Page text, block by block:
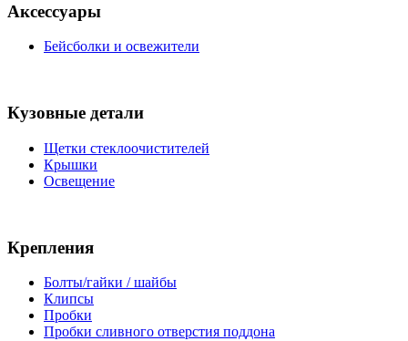
Аксессуары
Бейсболки и освежители
Кузовные детали
Щетки стеклоочистителей
Крышки
Освещение
Крепления
Болты/гайки / шайбы
Клипсы
Пробки
Пробки сливного отверстия поддона